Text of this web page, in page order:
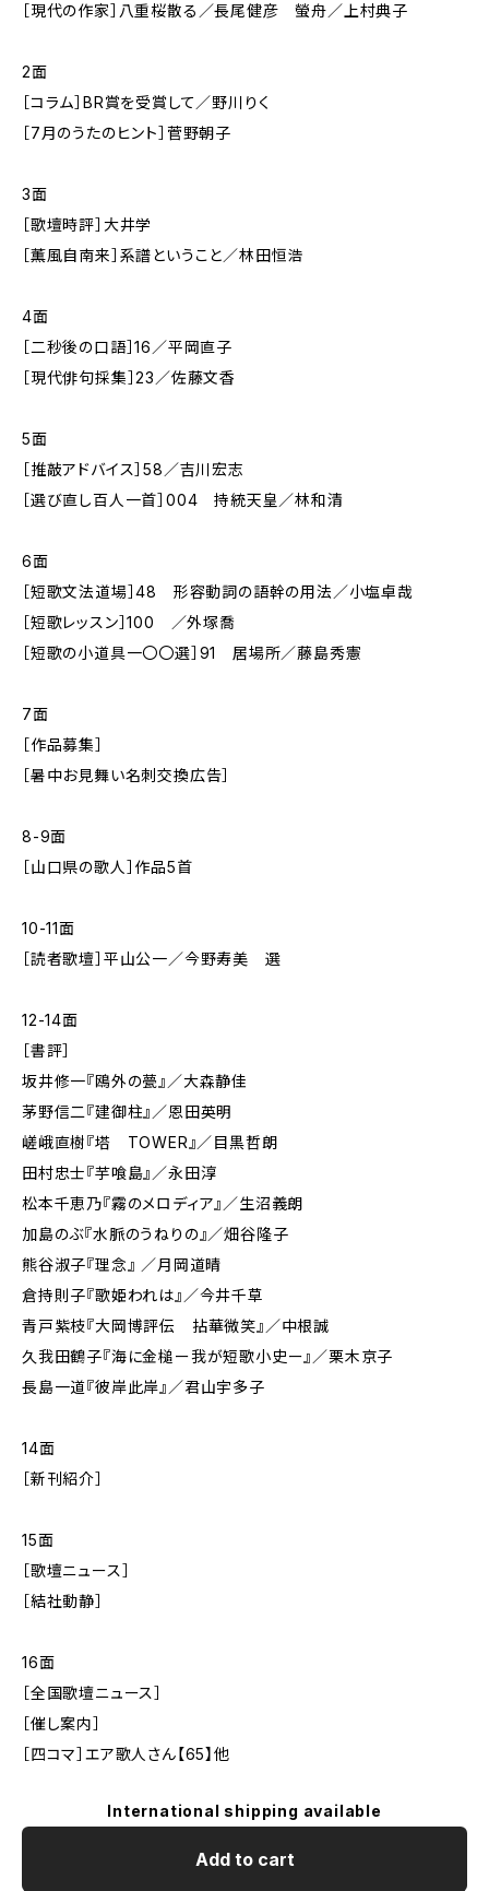
［現代の作家］八重桜散る／長尾健彦 螢舟／上村典子
2面
［コラム］BR賞を受賞して／野川りく
［7月のうたのヒント］菅野朝子
3面
［歌壇時評］大井学
［薫風自南来］系譜ということ／林田恒浩
4面
［二秒後の口語］16／平岡直子
［現代俳句採集］23／佐藤文香
5面
［推敲アドバイス］58／吉川宏志
［選び直し百人一首］004 持統天皇／林和清
6面
［短歌文法道場］48 形容動詞の語幹の用法／小塩卓哉
［短歌レッスン］100 ／外塚喬
［短歌の小道具一〇〇選］91 居場所／藤島秀憲
7面
［作品募集］
［暑中お見舞い名刺交換広告］
8-9面
［山口県の歌人］作品5首
10-11面
［読者歌壇］平山公一／今野寿美 選
12-14面
［書評］
坂井修一『鴎外の甍』／大森静佳
茅野信二『建御柱』／恩田英明
嵯峨直樹『塔 TOWER』／目黒哲朗
田村忠士『芋喰島』／永田淳
松本千恵乃『霧のメロディア』／生沼義朗
加島のぶ『水脈のうねりの』／畑谷隆子
熊谷淑子『理念』 ／月岡道晴
倉持則子『歌姫われは』／今井千草
青戸紫枝『大岡博評伝 拈華微笑』／中根誠
久我田鶴子『海に金槌ー我が短歌小史ー』／栗木京子
長島一道『彼岸此岸』／君山宇多子
14面
［新刊紹介］
15面
［歌壇ニュース］
［結社動静］
16面
［全国歌壇ニュース］
［催し案内］
［四コマ］エア歌人さん【65】他
International shipping available
Add to cart